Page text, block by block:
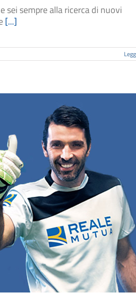
sei sempre alla ricerca di nuovi
[...]